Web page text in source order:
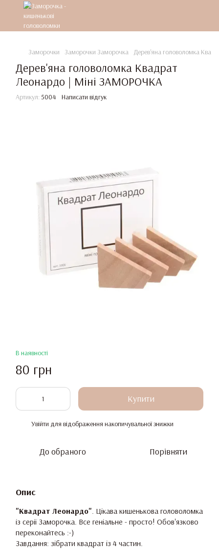
Заморочки Заморочки Заморочка Дерев'яна головоломка
Дерев'яна головоломка Квадрат
Леонардо | Міні ЗАМОРОЧКА
Артикул: 5004 Написати відгук
В наявності
80 грн
Купити
Увійти для відображення накопичувальної знижки
До обраного Порівняти
Опис
"Квадрат Леонардо". Цікава кишенькова головоломка
із серії Заморочка. Все геніальне - просто! Обов'язково
переконайтесь :-)
Завдання: зібрати квадрат із 4 частин.